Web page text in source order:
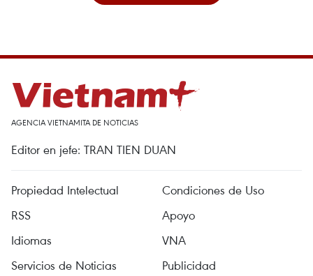
AGENCIA VIETNAMITA DE NOTICIAS
Editor en jefe: TRAN TIEN DUAN
Propiedad Intelectual
Condiciones de Uso
RSS
Apoyo
Idiomas
VNA
Servicios de Noticias
Publicidad